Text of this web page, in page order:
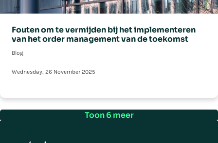
Fouten om te vermijden bij het implementeren
van het order management van de toekomst
Blog
Wednesday, 26 November 2025
Toon 6 meer